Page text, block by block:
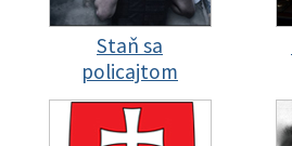
Staň sa
policajtom